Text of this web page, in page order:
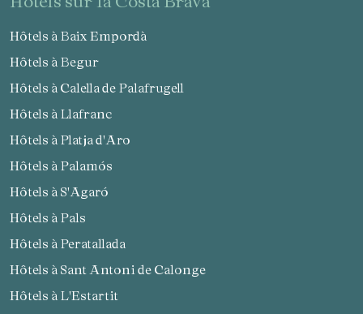
Hôtels à Baix Empordà
Hôtels à Begur
Hôtels à Calella de Palafrugell
Hôtels à Llafranc
Hôtels à Platja d'Aro
Hôtels à Palamós
Hôtels à S'Agaró
Hôtels à Pals
Hôtels à Peratallada
Hôtels à Sant Antoni de Calonge
Hôtels à L'Estartit